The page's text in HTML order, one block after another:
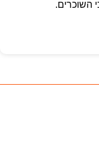
השוכרים.